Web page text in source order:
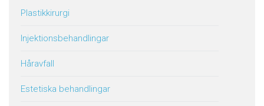
Plastikkirurgi
Injektionsbehandlingar
Håravfall
Estetiska behandlingar